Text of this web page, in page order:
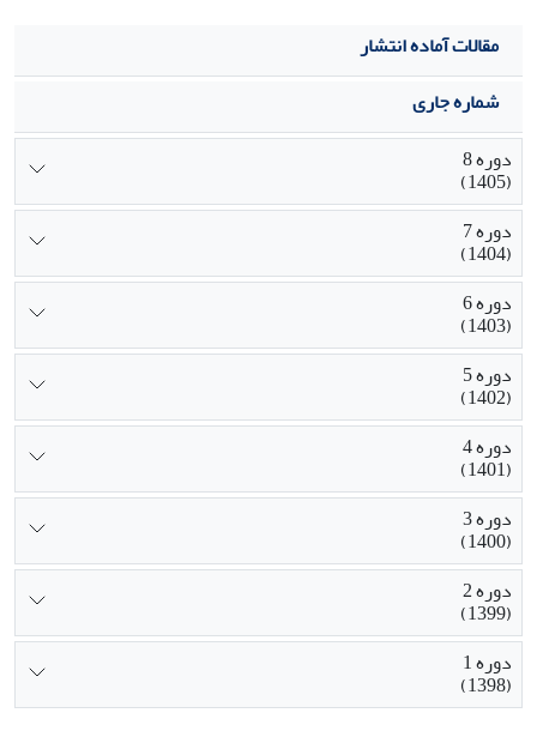
مقالات آماده انتشار
شماره جاری
دوره 8
(1405)
دوره 7
(1404)
دوره 6
(1403)
دوره 5
(1402)
دوره 4
(1401)
دوره 3
(1400)
دوره 2
(1399)
دوره 1
(1398)